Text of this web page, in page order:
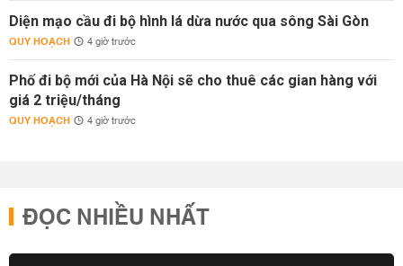
Diện mạo cầu đi bộ hình lá dừa nước qua sông Sài Gòn
QUY HOẠCH 4 giờ trước
Phố đi bộ mới của Hà Nội sẽ cho thuê các gian hàng với
giá 2 triệu/tháng
QUY HOẠCH 4 giờ trước
ĐỌC NHIỀU NHẤT